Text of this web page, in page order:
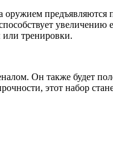
оружием
увеличению
тренировки.
Он также будет
этот набор